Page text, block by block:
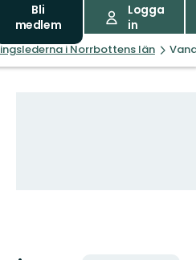
Bli
medlem
Logga
in
i Norrbottens län